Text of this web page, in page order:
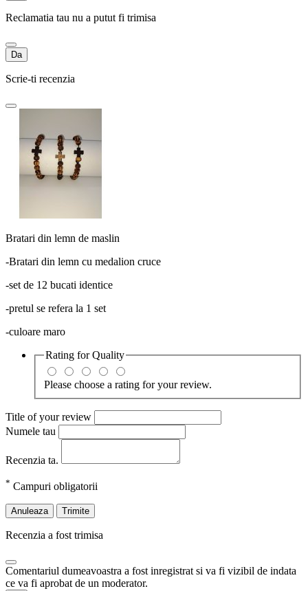
Reclamatia tau nu a putut fi trimisa
Da
Scrie-ti recenzia
Bratari din lemn de maslin
-Bratari din lemn cu medalion cruce
-set de 12 bucati identice
-pretul se refera la 1 set
-culoare maro
Rating forQuality
Please choose a rating for your review.
Title of your review
Numele tau
Recenzia ta.
* Campuri obligatorii
Anuleaza Trimite
Recenzia a fost trimisa
Comentariul dumeavoastra a fost inregistrat si va fi vizibil de indata
ce va fi aprobat de un moderator.